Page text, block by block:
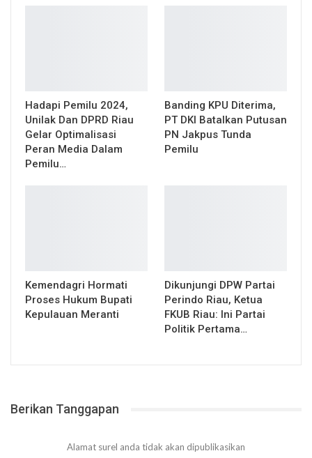
Hadapi Pemilu 2024,
Unilak Dan DPRD Riau
Gelar Optimalisasi
Peran Media Dalam
Pemilu…
Banding KPU Diterima,
PT DKI Batalkan Putusan
PN Jakpus Tunda
Pemilu
Kemendagri Hormati
Proses Hukum Bupati
Kepulauan Meranti
Dikunjungi DPW Partai
Perindo Riau, Ketua
FKUB Riau: Ini Partai
Politik Pertama…
Berikan Tanggapan
Alamat surel anda tidak akan dipublikasikan